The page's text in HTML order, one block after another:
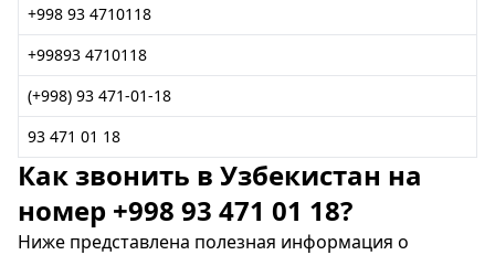
+998 93 4710118
+99893 4710118
(+998) 93 471-01-18
93 471 01 18
Как звонить в Узбекистан на
номер +998 93 471 01 18?
Ниже представлена полезная информация о